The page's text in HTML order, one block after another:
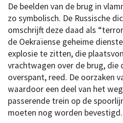
De beelden van de brug in
zo symbolisch. De Russische
omschrijft deze daad als
de Oekraïense geheime
explosie te zitten, die
vrachtwagen over de brug, die
overspant, reed. De oorzaken
waardoor een deel van het
passerende trein op de
moeten nog worden bevestigd.